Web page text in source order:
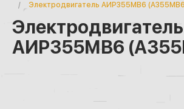
/
Электродвигатель АИР355МВ6
Электродвигатель
АИР355МВ6